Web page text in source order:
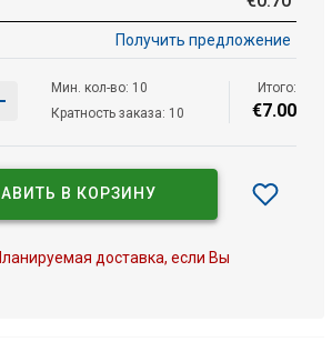
Получить предложение
Мин. кол-во: 10
Кратность заказа: 10
Итого:
€7.00
В КОРЗИНУ
доставка, если Вы